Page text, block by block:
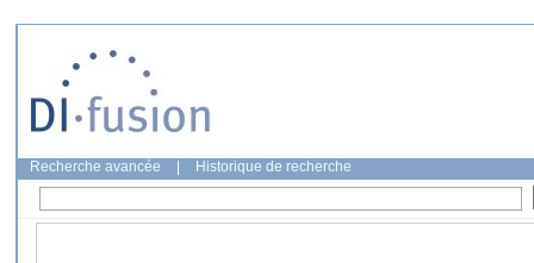
Recherche avancée Historique de recherche